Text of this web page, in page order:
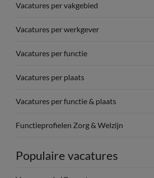
Vacatures per vakgebied
Vacatures per werkgever
Vacatures per functie
Vacatures per plaats
Vacatures per functie & plaats
Functieprofielen Zorg & Welzijn
Populaire vacatures